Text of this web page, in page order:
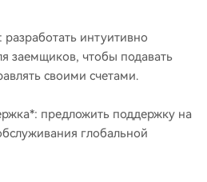
интуитивно
заемщиков, чтобы подавать
своими счетами.
предложить поддержку на
глобальной